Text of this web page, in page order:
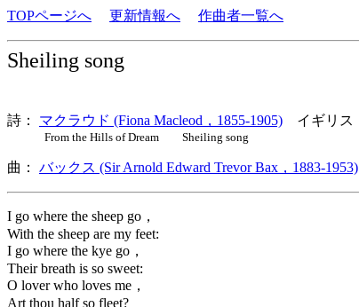
TOPページへ 更新情報へ 作曲者一覧へ
Sheiling song
詩： マクラウド (Fiona Macleod，1855-1905) イギリス
From the Hills of Dream Sheiling song
曲： バックス (Sir Arnold Edward Trevor Bax，1883-1953)
I go where the sheep go，
With the sheep are my feet:
I go where the kye go，
Their breath is so sweet:
O lover who loves me，
Art thou half so fleet?